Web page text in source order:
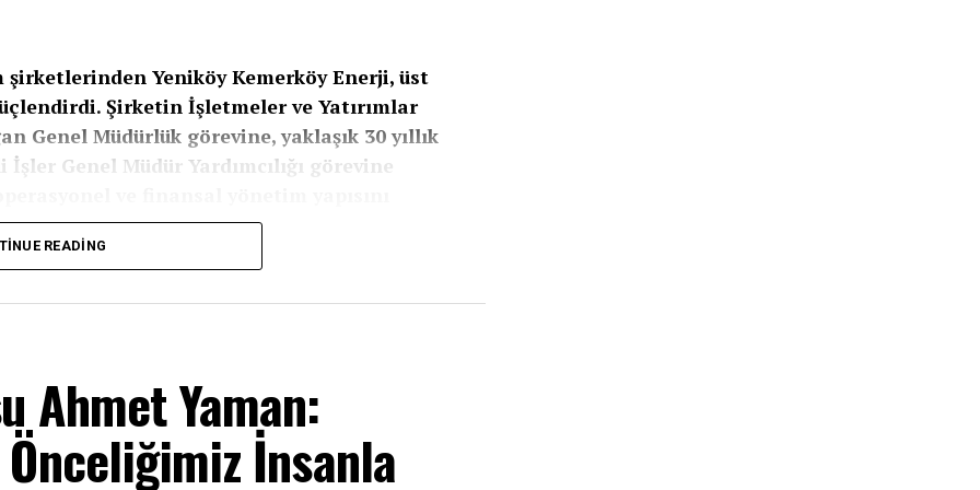
Yeniköy Kemerköy Enerji, üst
Şirketin İşletmeler ve Yatırımlar
Genel Müdürlük görevine, yaklaşık 30 yıllık
Genel Müdür Yardımcılığı görevine
stratejik rol üstlenen Yeniköy Kemerköy
Şirket bünyesinde uzun yıllardır farklı
görevine başlarken, enerji sektöründe
da Mali İşler Genel Müdür Yardımcısı
READING
Ahmet Yaman:
İnsanla